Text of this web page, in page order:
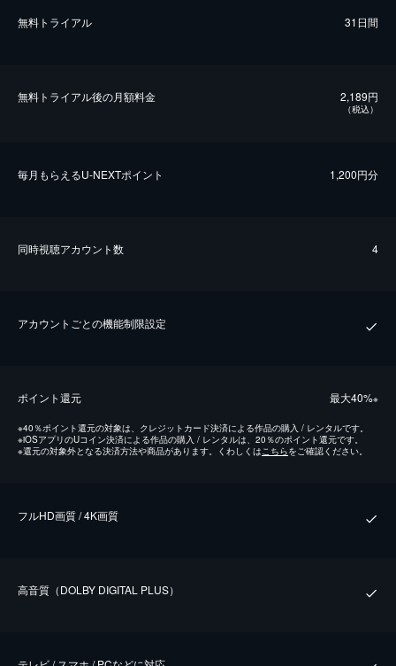
無料トライアル 31日間
無料トライアル後の⽉額料金 2,189円
（税込）
毎⽉もらえるU-NEXTポイント 1,200円分
同時視聴アカウント数 4
アカウントごとの機能制限設定
ポイント還元 最⼤40%※
※40％ポイント還元の対象は、クレジットカード決済による作品の購入 / レンタルです。
※iOSアプリのUコイン決済による作品の購入 / レンタルは、20％のポイント還元です。
※還元の対象外となる決済方法や商品があります。くわしくは こちらをご確認ください。
フルHD画質 / 4K画質
⾼⾳質（DOLBY DIGITAL PLUS）